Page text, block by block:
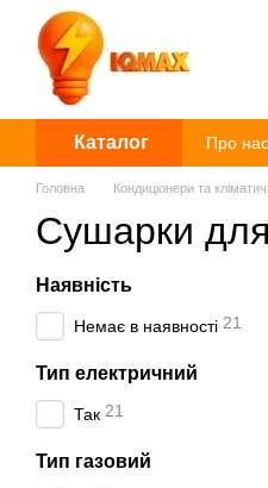
Перейти до основного контенту
Каталог Про нас
Головна Кондиціонери та
Сушарки
Наявність
Немає в наявності 21
Тип електричний
Так 21
Тип газовий